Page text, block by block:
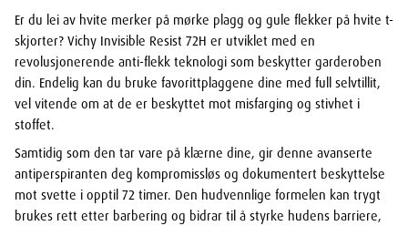
Er du lei av hvite merker på mørke plagg og gule flekker på hvite t-
skjorter? Vichy Invisible Resist 72H er utviklet med en
revolusjonerende anti-flekk teknologi som beskytter garderoben
din. Endelig kan du bruke favorittplaggene dine med full selvtillit,
vel vitende om at de er beskyttet mot misfarging og stivhet i
stoffet.
Samtidig som den tar vare på klærne dine, gir denne avanserte
antiperspiranten deg kompromissløs og dokumentert beskyttelse
mot svette i opptil 72 timer. Den hudvennlige formelen kan trygt
brukes rett etter barbering og bidrar til å styrke hudens barriere,